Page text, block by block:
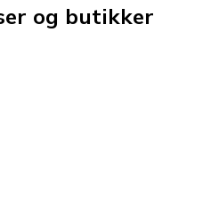
og butikker